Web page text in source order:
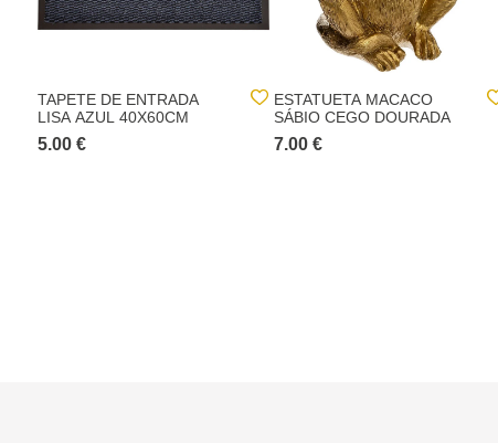
TAPETE DE ENTRADA
LISA AZUL 40X60CM
5.00 €
ESTATUETA MACACO
SÁBIO CEGO DOURADA
7.00 €